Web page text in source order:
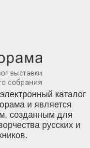
каталог
и является
созданным для
русских и